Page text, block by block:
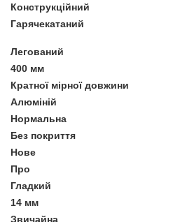
Конструкційний
Гарячекатаний
Легований
400 мм
Кратної мірної довжини
Алюміній
Нормальна
Без покриття
Нове
Про
Гладкий
14 мм
Звичайна